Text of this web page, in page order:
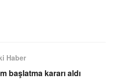
Haber
başlatma kararı aldı